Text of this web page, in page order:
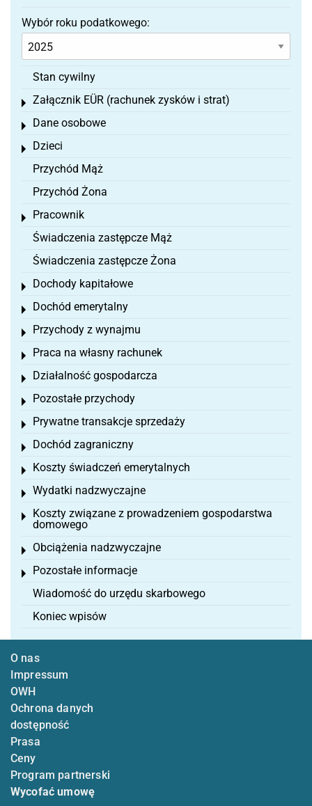
Wybór roku podatkowego:
Stan cywilny
Załącznik EÜR (rachunek zysków i strat)
Toggle menu
Dane osobowe
Toggle menu
Dzieci
Toggle menu
Przychód Mąż
Przychód Żona
Pracownik
Toggle menu
Świadczenia zastępcze Mąż
Świadczenia zastępcze Żona
Dochody kapitałowe
Toggle menu
Dochód emerytalny
Toggle menu
Przychody z wynajmu
Toggle menu
Praca na własny rachunek
Toggle menu
Działalność gospodarcza
Toggle menu
Pozostałe przychody
Toggle menu
Prywatne transakcje sprzedaży
Toggle menu
Dochód zagraniczny
Toggle menu
Koszty świadczeń emerytalnych
Toggle menu
Wydatki nadzwyczajne
Toggle menu
Koszty związane z prowadzeniem gospodarstwa
domowego
Toggle menu
Obciążenia nadzwyczajne
Toggle menu
Pozostałe informacje
Toggle menu
Wiadomość do urzędu skarbowego
Koniec wpisów
O nas
Impressum
OWH
Ochrona danych
dostępność
Prasa
Ceny
Program partnerski
Wycofać umowę